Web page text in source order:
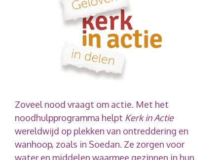
Zoveel nood vraagt om actie. Met het
noodhulpprogramma helpt Kerk in Actie
wereldwijd op plekken van ontreddering en
wanhoop, zoals in Soedan. Ze zorgen voor
water en middelen waarmee gezinnen in hun